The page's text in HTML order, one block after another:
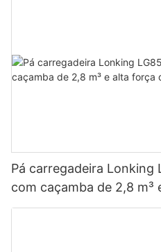
Pá carregadeira Lonking
com caçamba de 2,8 m³
desagregação.